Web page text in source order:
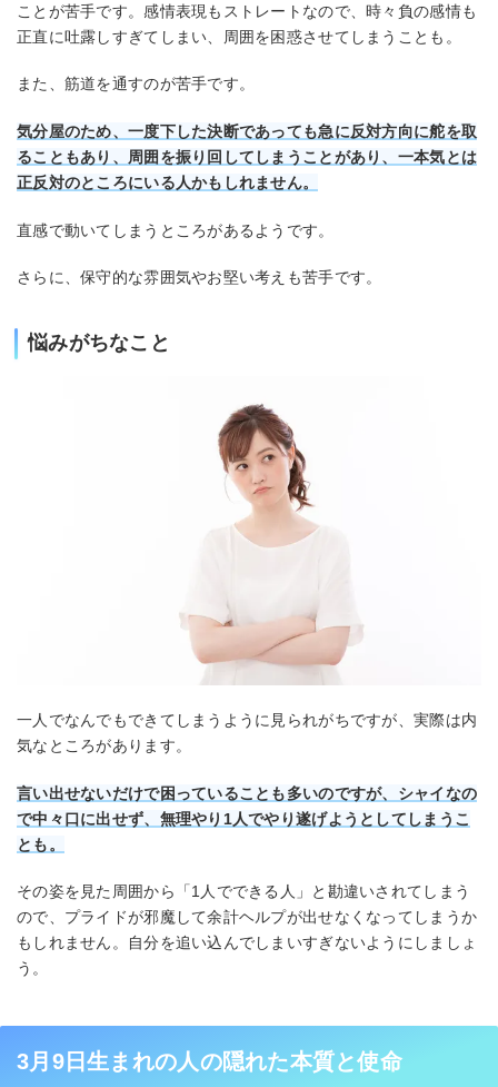
ことが苦手です。感情表現もストレートなので、時々負の感情も
正直に吐露しすぎてしまい、周囲を困惑させてしまうことも。
また、筋道を通すのが苦手です。
気分屋のため、一度下した決断であっても急に反対方向に舵を取
ることもあり、周囲を振り回してしまうことがあり、一本気とは
正反対のところにいる人かもしれません。
直感で動いてしまうところがあるようです。
さらに、保守的な雰囲気やお堅い考えも苦手です。
悩みがちなこと
一人でなんでもできてしまうように見られがちですが、実際は内
気なところがあります。
言い出せないだけで困っていることも多いのですが、シャイなの
で中々口に出せず、無理やり1人でやり遂げようとしてしまうこ
とも。
その姿を見た周囲から「1人でできる人」と勘違いされてしまう
ので、プライドが邪魔して余計ヘルプが出せなくなってしまうか
もしれません。自分を追い込んでしまいすぎないようにしましょ
う。
3月9日生まれの人の隠れた本質と使命